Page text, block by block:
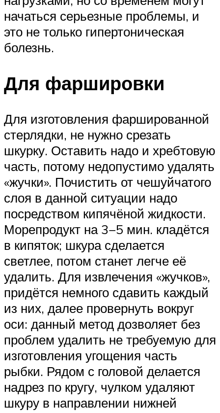
начаться серьезные проблемы, и
это не только гипертоническая
болезнь.
Для фаршировки
Для изготовления фаршированной
стерлядки, не нужно срезать
шкурку. Оставить надо и хребтовую
часть, потому недопустимо удалять
«жучки». Почистить от чешуйчатого
слоя в данной ситуации надо
посредством кипячёной жидкости.
Морепродукт на 3−5 мин. кладётся
в кипяток; шкура сделается
светлее, потом станет легче её
удалить. Для извлечения «жучков»,
придётся немного сдавить каждый
из них, далее провернуть вокруг
оси: данный метод дозволяет без
проблем удалить не требуемую для
изготовления угощения часть
рыбки. Рядом с головой делается
надрез по кругу, чулком удаляют
шкуру в направлении нижней